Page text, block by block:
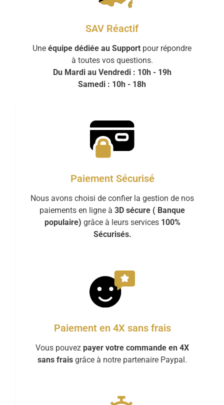
SAV Réactif
Une équipe dédiée au Support pour répondre
à toutes vos questions.
Du Mardi au Vendredi : 10h - 19h
Samedi : 10h - 18h
Paiement Sécurisé
Nous avons choisi de confier la gestion de nos
paiements en ligne à 3D sécure ( Banque
populaire) grâce à leurs services 100%
Sécurisés.
Paiement en 4X sans frais
Vous pouvez payer votre commande en 4X
sans frais grâce à notre partenaire Paypal.